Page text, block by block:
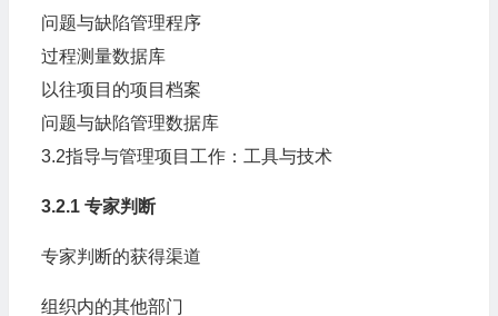
问题与缺陷管理程序
过程测量数据库
以往项目的项目档案
问题与缺陷管理数据库
3.2指导与管理项目工作：工具与技术
3.2.1 专家判断
专家判断的获得渠道
组织内的其他部门